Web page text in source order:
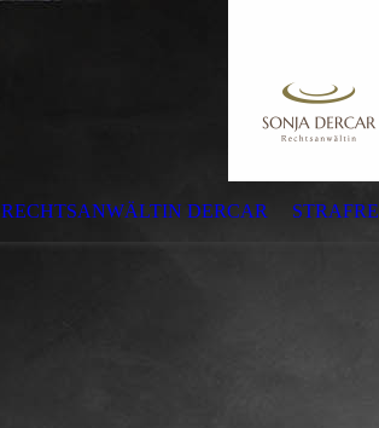
RECHTSANWÄLTIN DERCAR